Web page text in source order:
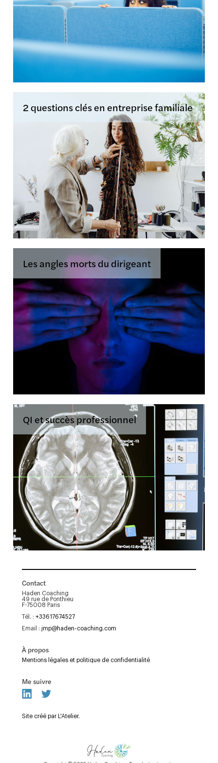
2 questions clés en entreprise familiale
Les angles morts du dirigeant
QI et succès professionnel
Contact
Haden Coaching
49 rue de Ponthieu
F-75008 Paris
Tél. : +33617674527
Email : jmp@haden-coaching.com
À propos
Mentions légales et politique de confidentialité
Me suivre
Site créé par L'Atelier.